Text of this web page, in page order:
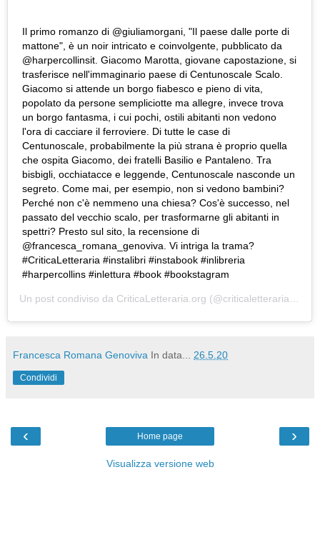
Il primo romanzo di @giuliamorgani, "Il paese dalle porte di
mattone", è un noir intricato e coinvolgente, pubblicato da
@harpercollinsit. Giacomo Marotta, giovane capostazione, si
trasferisce nell'immaginario paese di Centunoscale Scalo.
Giacomo si attende un borgo fiabesco e pieno di vita,
popolato da persone sempliciotte ma allegre, invece trova
un borgo fantasma, i cui pochi, ostili abitanti non vedono
l'ora di cacciare il ferroviere. Di tutte le case di
Centunoscale, probabilmente la più strana è proprio quella
che ospita Giacomo, dei fratelli Basilio e Pantaleno. Tra
bisbigli, occhiatacce e leggende, Centunoscale nasconde un
segreto. Come mai, per esempio, non si vedono bambini?
Perché non c'è nemmeno una chiesa? Cos'è successo, nel
passato del vecchio scalo, per trasformarne gli abitanti in
spettri? Presto sul sito, la recensione di
@francesca_romana_genoviva. Vi intriga la trama?
#CriticaLetteraria #instalibri #instabook #inlibreria
#harpercollins #inlettura #book #bookstagram
Un post condiviso da CriticaLetteraria.org (@criticaletteraria) in data:
Francesca Romana Genoviva In data... 26.5.20
Condividi
‹ ›
Home page
Visualizza versione web